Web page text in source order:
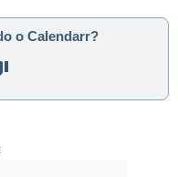
o Calendarr?